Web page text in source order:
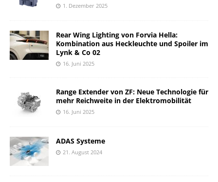
1. Dezember 2025
Rear Wing Lighting von Forvia Hella:
Kombination aus Heckleuchte und Spoiler im
Lynk & Co 02
16. Juni 2025
Range Extender von ZF: Neue Technologie für
mehr Reichweite in der Elektromobilität
16. Juni 2025
ADAS Systeme
21. August 2024